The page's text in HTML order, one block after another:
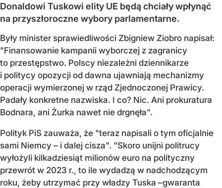
Donaldowi Tuskowi elity UE będą chciały wpłynąć
na przyszłoroczne wybory parlamentarne.
Były minister sprawiedliwości Zbigniew Ziobro napisał:
"Finansowanie kampanii wyborczej z zagranicy
to przestępstwo. Polscy niezależni dziennikarze
i politycy opozycji od dawna ujawniają mechanizmy
operacji wymierzonej w rząd Zjednoczonej Prawicy.
Padały konkretne nazwiska. I co? Nic. Ani prokuratura
Bodnara, ani Żurka nawet nie drgnęła".
Polityk PiS zauważa, że "teraz napisali o tym oficjalnie
sami Niemcy – i dalej cisza". "Skoro unijni politrucy
wyłożyli kilkadziesiąt milionów euro na polityczny
przewrót w 2023 r., to ile wydadzą w nadchodzącym
roku, żeby utrzymać przy władzy Tuska –gwaranta